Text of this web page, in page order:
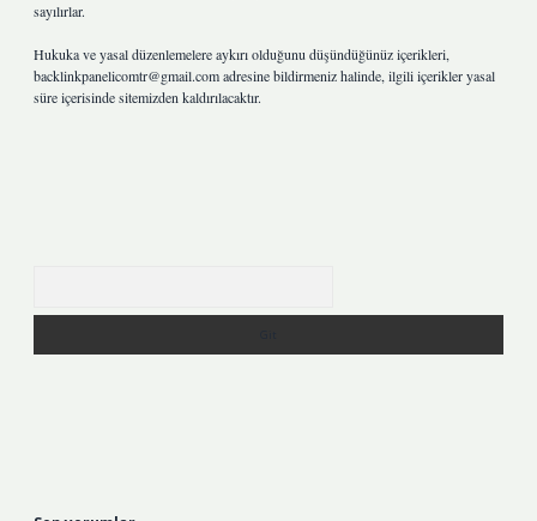
sayılırlar.
Hukuka ve yasal düzenlemelere aykırı olduğunu düşündüğünüz içerikleri,
backlinkpanelicomtr@gmail.comadresine bildirmeniz halinde, ilgili içerikler yasal
süre içerisinde sitemizden kaldırılacaktır.